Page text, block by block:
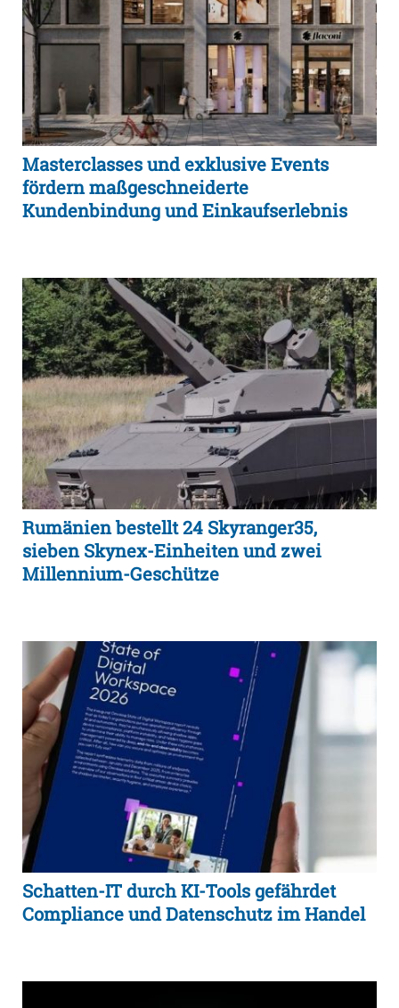
Masterclasses und exklusive Events
fördern maßgeschneiderte
Kundenbindung und Einkaufserlebnis
Rumänien bestellt 24 Skyranger35,
sieben Skynex-Einheiten und zwei
Millennium-Geschütze
Schatten-IT durch KI-Tools gefährdet
Compliance und Datenschutz im Handel